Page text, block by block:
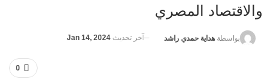
والاقتصاد المصري
بواسطة هداية حمدي راشد آخر تحديث Jan 14, 2024
0